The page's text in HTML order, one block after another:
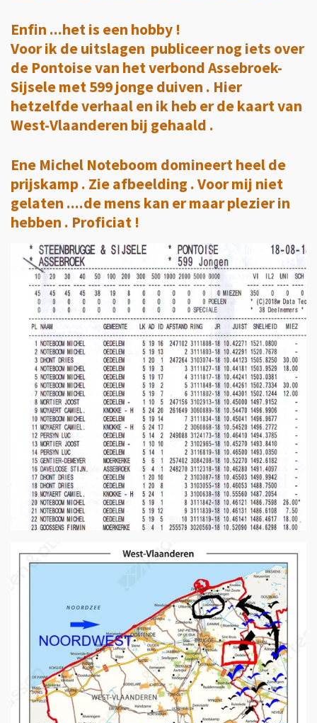
Enfin ...het is een hobby !
Voor ik de uitslagen publiceer nog iets over
de Pontoise van het verbond Assebroek-
Sijsele met 599 jonge duiven . Hier
hetzelfde verhaal en ik heb er de kaart van
West-Vlaanderen bij gehaald .
Ene Michel Noteboom domineert heel de
prijskamp . Zie afbeelding . Voor mij niet
gelaten ....de mens kan er maar plezier in
hebben . Proficiat !